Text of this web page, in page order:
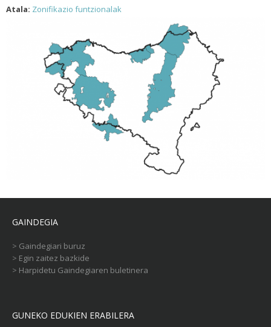
Atala: Zonifikazio funtzionalak
GAINDEGIA
> Gaindegiari buruz
> Egin zaitez bazkide
> Harpidetu Gaindegiaren buletinera
GUNEKO EDUKIEN ERABILERA